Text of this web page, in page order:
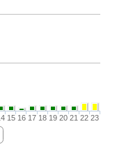
15 16 17 18 19 20 21 22 23